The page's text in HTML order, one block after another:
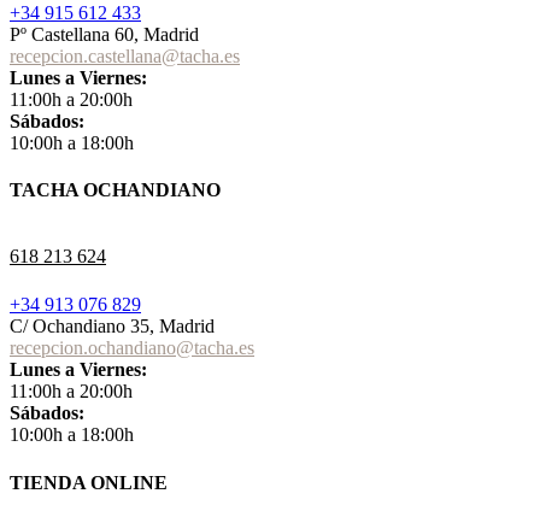
+34 915 612 433
Pº Castellana 60, Madrid
recepcion.castellana@tacha.es
Lunes a Viernes:
11:00h a 20:00h
Sábados:
10:00h a 18:00h
TACHA OCHANDIANO
618 213 624
+34 913 076 829
C/ Ochandiano 35, Madrid
recepcion.ochandiano@tacha.es
Lunes a Viernes:
11:00h a 20:00h
Sábados:
10:00h a 18:00h
TIENDA ONLINE